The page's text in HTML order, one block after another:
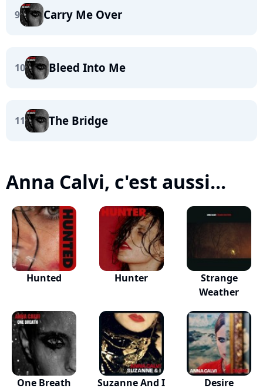
9 Carry Me Over
10 Bleed Into Me
11 The Bridge
Anna Calvi, c'est aussi...
Hunted Hunter
Strange
Weather
One Breath Suzanne And I Desire